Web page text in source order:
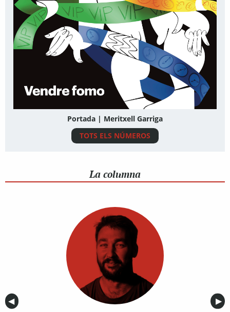
Portada | Meritxell Garriga
TOTS ELS NÚMEROS
La columna
Anterior
◀︎ ▶︎